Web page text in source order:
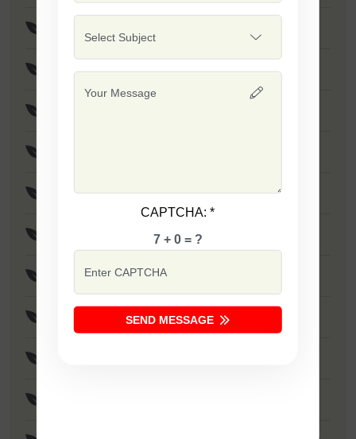
F1 - SSB 701
F1 - Laxmi
F1 - Dabang
CAPTCHA:*
7 + 0 = ?
SEND MESSAGE